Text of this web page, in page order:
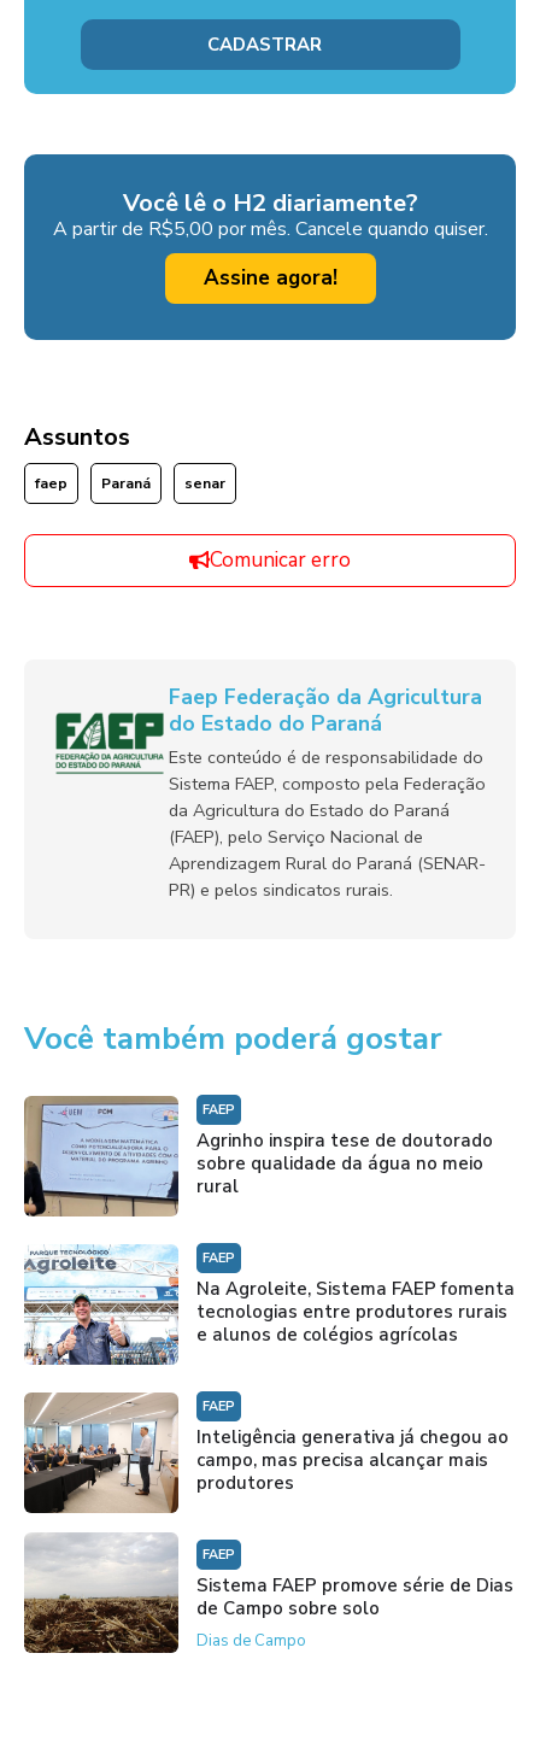
Você lê o H2 diariamente?
A partir de R$5,00 por mês. Cancele quando quiser.
Assine agora!
Assuntos
faep Paraná senar
Comunicar erro
Faep Federação da Agricultura
do Estado do Paraná
Este conteúdo é de responsabilidade do
Sistema FAEP, composto pela Federação
da Agricultura do Estado do Paraná
(FAEP), pelo Serviço Nacional de
Aprendizagem Rural do Paraná (SENAR-
PR) e pelos sindicatos rurais.
Você também poderá gostar
FAEP
Agrinho inspira tese de doutorado
sobre qualidade da água no meio
rural
FAEP
Na Agroleite, Sistema FAEP fomenta
tecnologias entre produtores rurais
e alunos de colégios agrícolas
FAEP
Inteligência generativa já chegou ao
campo, mas precisa alcançar mais
produtores
FAEP
Sistema FAEP promove série de Dias
de Campo sobre solo
Dias de Campo